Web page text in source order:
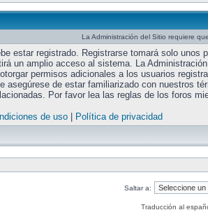
La Administración del Sitio requiere
estar registrado. Registrarse tomará solo unos
un amplio acceso al sistema. La
permisos adicionales a los usuarios
asegúrese de estar familiarizado con nuestros
Por favor lea las reglas de los foros
de uso| Política de privacidad
Saltar a:
Traducción al